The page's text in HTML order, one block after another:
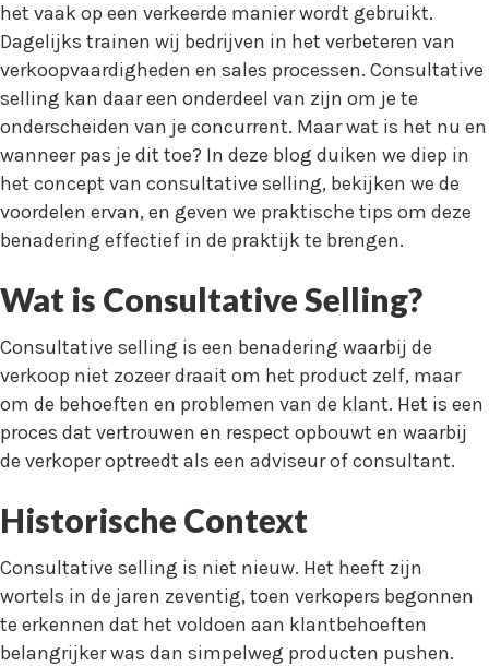
het vaak op een verkeerde manier wordt gebruikt.
Dagelijks trainen wij bedrijven in het verbeteren van
verkoopvaardigheden en sales processen. Consultative
selling kan daar een onderdeel van zijn om je te
onderscheiden van je concurrent. Maar wat is het nu en
wanneer pas je dit toe? In deze blog duiken we diep in
het concept van consultative selling, bekijken we de
voordelen ervan, en geven we praktische tips om deze
benadering effectief in de praktijk te brengen.
Wat is Consultative Selling?
Consultative selling is een benadering waarbij de
verkoop niet zozeer draait om het product zelf, maar
om de behoeften en problemen van de klant. Het is een
proces dat vertrouwen en respect opbouwt en waarbij
de verkoper optreedt als een adviseur of consultant.
Historische Context
Consultative selling is niet nieuw. Het heeft zijn
wortels in de jaren zeventig, toen verkopers begonnen
te erkennen dat het voldoen aan klantbehoeften
belangrijker was dan simpelweg producten pushen.